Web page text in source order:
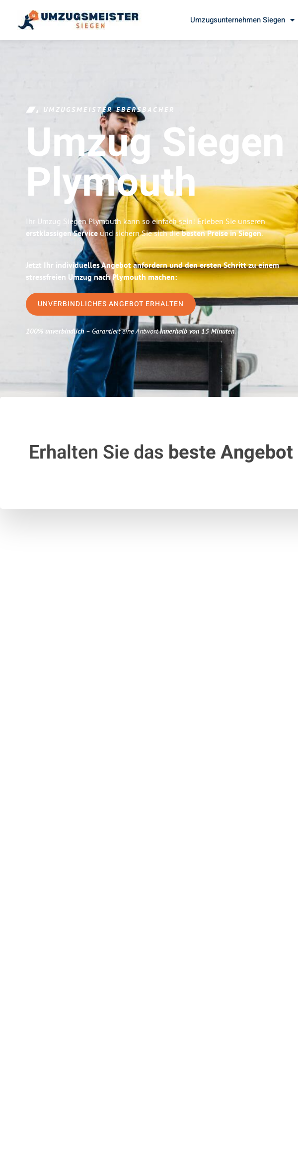
Umzugsunternehmen Siegen
UMZUGSMEISTER EBERSBACHER
Umzug Siegen
Plymouth
Ihr Umzug Siegen Plymouth kann so einfach sein! Erleben Sie unseren
erstklassigen Service und sichern Sie sich diebesten Preise in Siegen.
Jetzt Ihr individuelles Angebot anfordern und den ersten Schritt zu einem
stressfreien Umzug nach Plymouth machen:
UNVERBINDLICHES ANGEBOT ERHALTEN
100% unverbindlich– Garantiert eine Antwortinnerhalb von 15 Minuten.
Erhalten Sie das beste Angebot